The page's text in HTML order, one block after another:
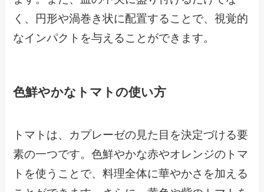
く、円形や渦巻き状に配置することで、視覚的
なインパクトを与えることができます。
色鮮やかなトマトの使い方
トマトは、カプレーゼの見た目を決定づける要
素の一つです。色鮮やかな赤やオレンジのトマ
トを使うことで、料理全体に華やかさを加える